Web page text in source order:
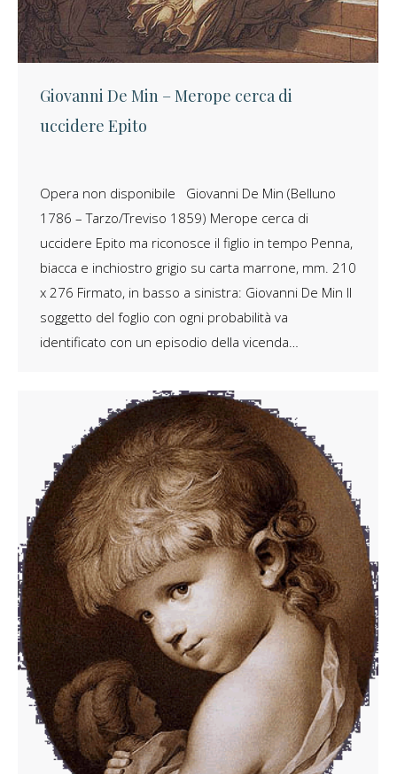
Giovanni De Min – Merope cerca di
uccidere Epito
Opera non disponibile Giovanni De Min (Belluno
1786 – Tarzo/Treviso 1859) Merope cerca di
uccidere Epito ma riconosce il figlio in tempo Penna,
biacca e inchiostro grigio su carta marrone, mm. 210
x 276 Firmato, in basso a sinistra: Giovanni De Min Il
soggetto del foglio con ogni probabilità va
identificato con un episodio della vicenda…